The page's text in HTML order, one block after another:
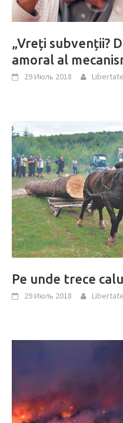
„Vreți subvenții?
amoral al
29 Июль 2018
Pe unde trece
29 Июль 2018